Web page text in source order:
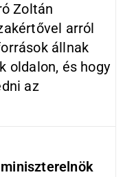
Zoltán
arról
állnak
oldalon, és hogy
az